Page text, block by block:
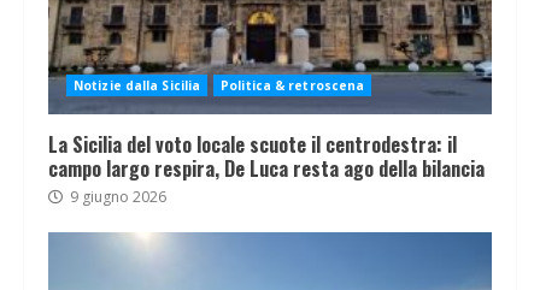
Notizie dalla Sicilia Politica & retroscena
La Sicilia del voto locale scuote il centrodestra: il
campo largo respira, De Luca resta ago della bilancia
9 giugno 2026